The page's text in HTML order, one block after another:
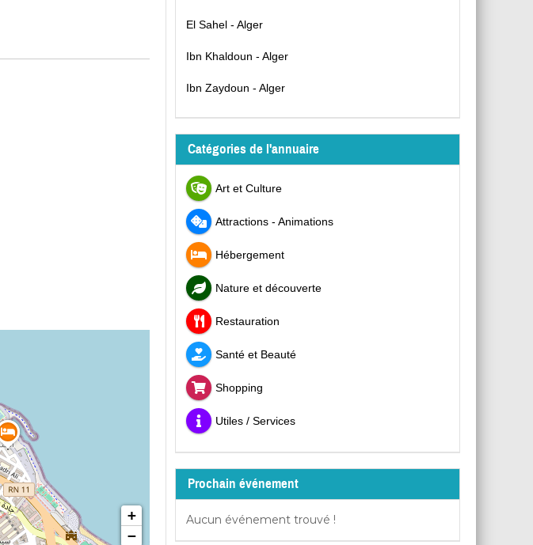
+
−
El Sahel - Alger
Ibn Khaldoun - Alger
Ibn Zaydoun - Alger
Catégories de l'annuaire
Art et Culture
Attractions - Animations
Hébergement
Nature et découverte
Restauration
Santé et Beauté
Shopping
Utiles / Services
Prochain événement
Aucun événement trouvé !